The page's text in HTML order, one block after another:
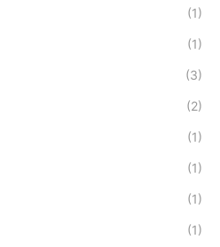
(1)
(1)
(3)
(2)
(1)
(1)
(1)
(1)